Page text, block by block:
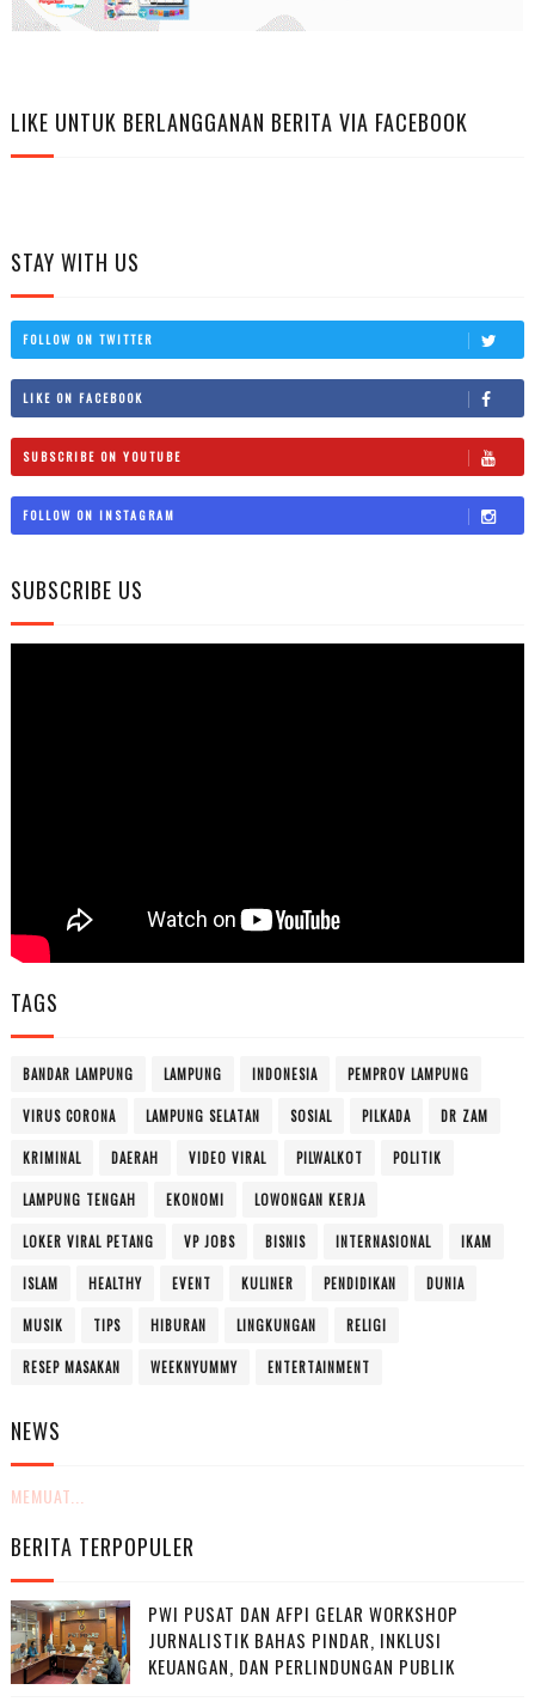
LIKE UNTUK BERLANGGANAN BERITA VIA FACEBOOK
STAY WITH US
FOLLOW ON TWITTER
LIKE ON FACEBOOK
SUBSCRIBE ON YOUTUBE
FOLLOW ON INSTAGRAM
SUBSCRIBE US
TAGS
BANDAR LAMPUNG LAMPUNG INDONESIA PEMPROV LAMPUNG
VIRUS CORONA LAMPUNG SELATAN SOSIAL PILKADA DR ZAM
KRIMINAL DAERAH VIDEO VIRAL PILWALKOT POLITIK
LAMPUNG TENGAH EKONOMI LOWONGAN KERJA
LOKER VIRAL PETANG VP JOBS BISNIS INTERNASIONAL IKAM
ISLAM HEALTHY EVENT KULINER PENDIDIKAN DUNIA
MUSIK TIPS HIBURAN LINGKUNGAN RELIGI
RESEP MASAKAN WEEKNYUMMY ENTERTAINMENT
NEWS
MEMUAT...
BERITA TERPOPULER
PWI PUSAT DAN AFPI GELAR WORKSHOP
JURNALISTIK BAHAS PINDAR, INKLUSI
KEUANGAN, DAN PERLINDUNGAN PUBLIK